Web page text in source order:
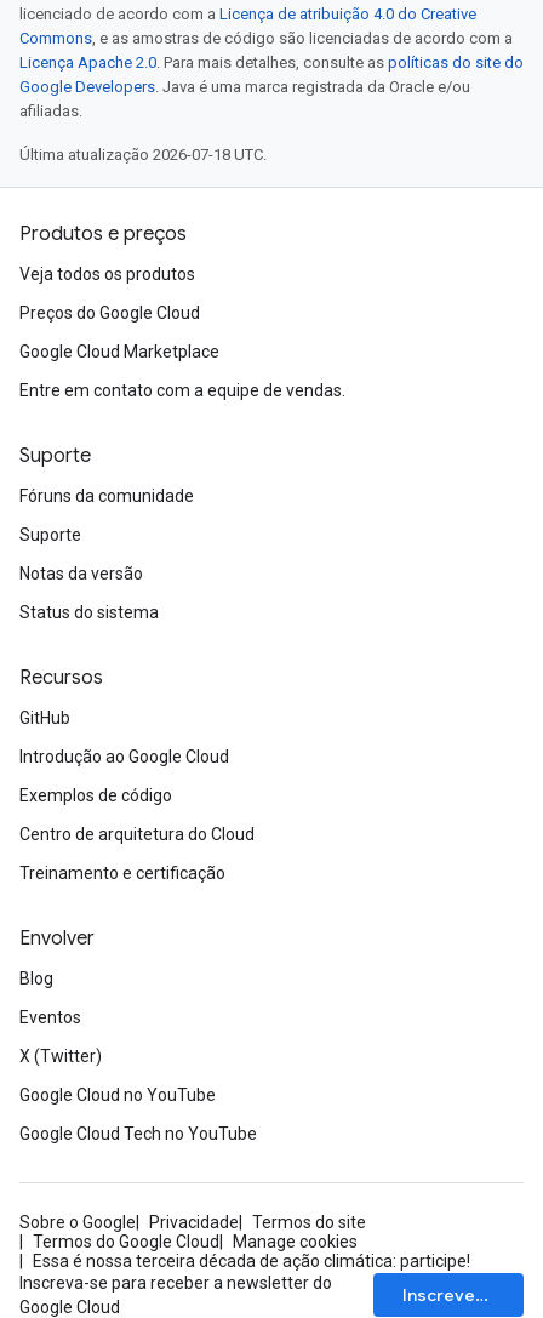
licenciado de acordo com a Licença de atribuição 4.0 do Creative
Commons, e as amostras de código são licenciadas de acordo com a
Licença Apache 2.0. Para mais detalhes, consulte as políticas do site do
Google Developers. Java é uma marca registrada da Oracle e/ou
afiliadas.
Última atualização 2026-07-18 UTC.
Produtos e preços
Veja todos os produtos
Preços do Google Cloud
Google Cloud Marketplace
Entre em contato com a equipe de vendas.
Suporte
Fóruns da comunidade
Suporte
Notas da versão
Status do sistema
Recursos
GitHub
Introdução ao Google Cloud
Exemplos de código
Centro de arquitetura do Cloud
Treinamento e certificação
Envolver
Blog
Eventos
X (Twitter)
Google Cloud no YouTube
Google Cloud Tech no YouTube
Sobre o Google Privacidade
Termos do site
Termos do Google Cloud
Manage cookies
Essa é nossa terceira década de ação climática: participe!
Inscreva-se para receber a newsletter do
Google Cloud
Inscrever-se